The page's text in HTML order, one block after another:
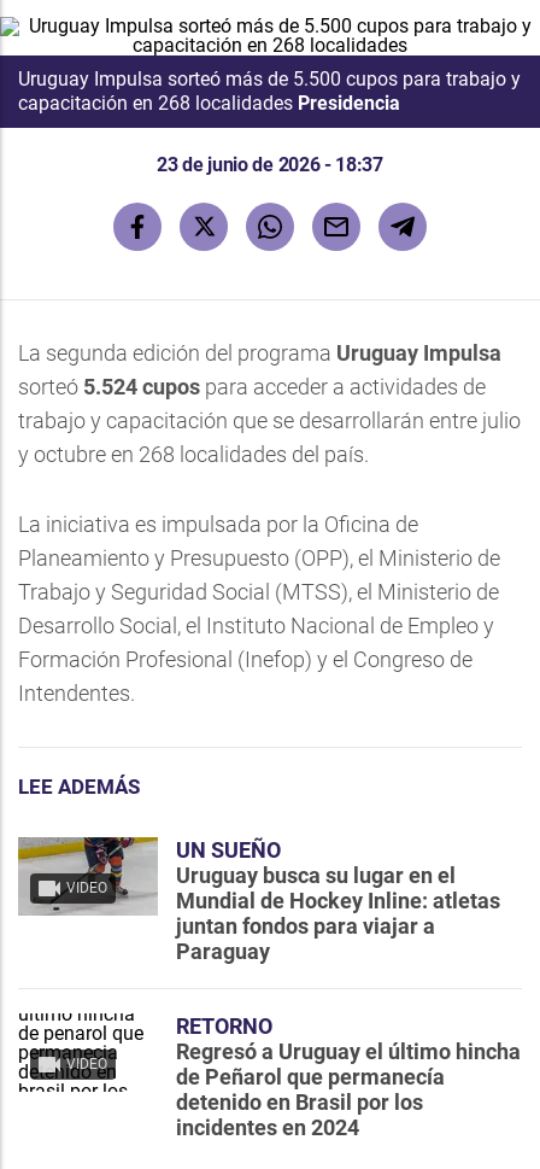
Uruguay Impulsa sorteó más de 5.500 cupos para trabajo y
capacitación en 268 localidades Presidencia
23 de junio de 2026 - 18:37
La segunda edición del programa Uruguay Impulsa
sorteó 5.524 cupos para acceder a actividades de
trabajo y capacitación que se desarrollarán entre julio
y octubre en 268 localidades del país.
La iniciativa es impulsada por la Oficina de
Planeamiento y Presupuesto (OPP), el Ministerio de
Trabajo y Seguridad Social (MTSS), el Ministerio de
Desarrollo Social, el Instituto Nacional de Empleo y
Formación Profesional (Inefop) y el Congreso de
Intendentes.
LEE ADEMÁS
VIDEO
UN SUEÑO
Uruguay busca su lugar en el
Mundial de Hockey Inline: atletas
juntan fondos para viajar a
Paraguay
VIDEO
RETORNO
Regresó a Uruguay el último hincha
de Peñarol que permanecía
detenido en Brasil por los
incidentes en 2024